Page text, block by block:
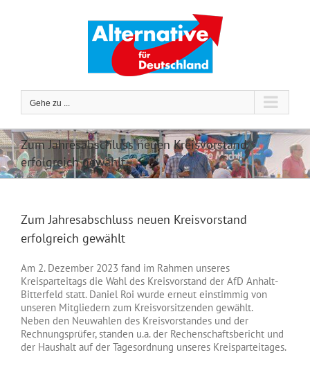
Gehe zu ...
Zum Jahresabschluss neuen Kreisvorstand
erfolgreich gewählt
Zum Jahresabschluss neuen Kreisvorstand
erfolgreich gewählt
Am 2. Dezember 2023 fand im Rahmen unseres
Kreisparteitags die Wahl des Kreisvorstand der AfD Anhalt-
Bitterfeld statt. Daniel Roi wurde erneut einstimmig von
unseren Mitgliedern zum Kreisvorsitzenden gewählt.
Neben den Neuwahlen des Kreisvorstandes und der
Rechnungsprüfer, standen u.a. der Rechenschaftsbericht und
der Haushalt auf der Tagesordnung unseres Kreisparteitages.